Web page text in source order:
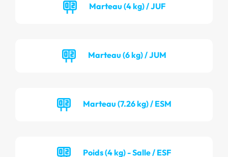
Marteau (4 kg) / JUF
Marteau (6 kg) / JUM
Marteau (7.26 kg) / ESM
Poids (4 kg) - Salle / ESF